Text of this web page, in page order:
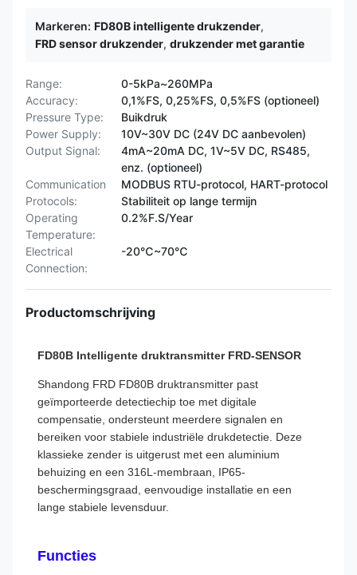
Markeren: FD80B intelligente drukzender,
FRD sensor drukzender, drukzender met garantie
Range:
0-5kPa~260MPa
Accuracy:
0,1%FS, 0,25%FS, 0,5%FS (optioneel)
Pressure Type:
Buikdruk
Power Supply:
10V~30V DC (24V DC aanbevolen)
Output Signal:
4mA~20mA DC, 1V~5V DC, RS485,
enz. (optioneel)
Communication
Protocols:
MODBUS RTU-protocol, HART-protocol
Stabiliteit op lange termijn
Operating
Temperature:
0.2%F.S/Year
Electrical
Connection:
-20℃~70℃
Productomschrijving
FD80B Intelligente druktransmitter FRD-SENSOR
Shandong FRD FD80B druktransmitter past
geïmporteerde detectiechip toe met digitale
compensatie, ondersteunt meerdere signalen en
bereiken voor stabiele industriële drukdetectie. Deze
klassieke zender is uitgerust met een aluminium
behuizing en een 316L-membraan, IP65-
beschermingsgraad, eenvoudige installatie en een
lange stabiele levensduur.
Functies